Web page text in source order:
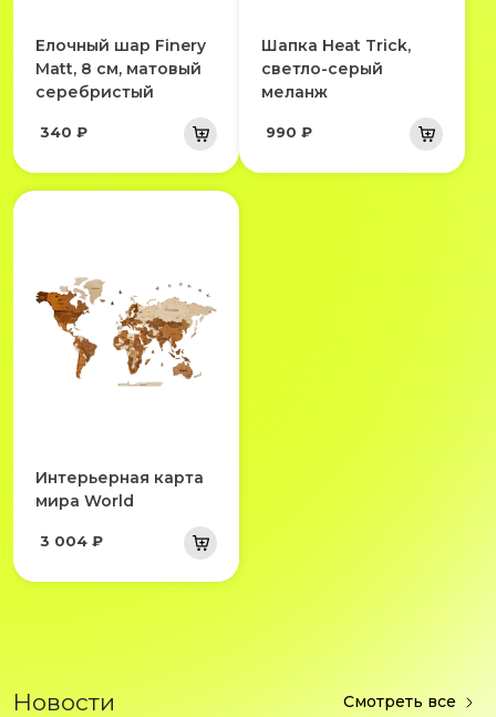
Елочный шар Finery
Matt, 8 см, матовый
серебристый
340 ₽
Шапка Heat Trick,
светло-серый
меланж
990 ₽
Интерьерная карта
мира World
3 004 ₽
Новости Смотреть все